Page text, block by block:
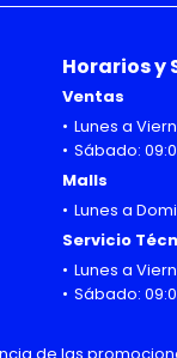
Horarios y
Ventas
Lunes a
Sábado:
Malls
Lunes a
Servicio
Lunes a
Sábado: